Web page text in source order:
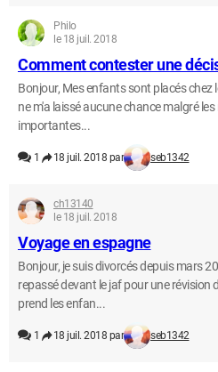
Philo
le 18 juil. 2018
Comment contester une
Bonjour, Mes enfants sont placés chez
ne m'a laissé aucune chance malgré
importantes...
1 18 juil. 2018 par seb1342
ch13140
le 18 juil. 2018
Voyage en espagne
Bonjour, je suis divorcés depuis mars
repassé devant le jaf pour une révision
prend les enfan...
1 18 juil. 2018 par seb1342